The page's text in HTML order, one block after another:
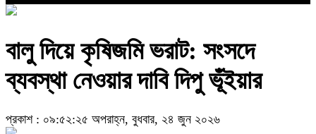
বালু দিয়ে কৃষিজমি ভরাট: সংসদে
ব্যবস্থা নেওয়ার দাবি দিপু ভূঁইয়ার
প্রকাশ : ০৯:৫২:২৫ অপরাহ্ন, বুধবার, ২৪ জুন ২০২৬